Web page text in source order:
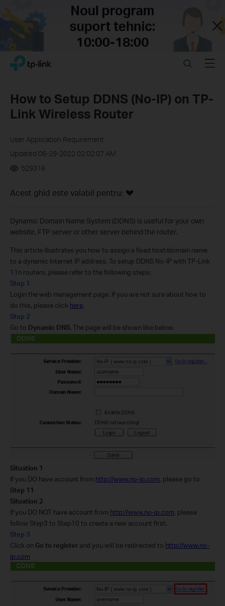
Close
Click
navigation
TP-Link, Reliably Smart SearchMenu
How to Setup DDNS (No-IP) on TP-
Link Wireless Router
User Application Requirement
Updated 06-29-2022 02:02:07 AM
529316
Acest ghid este valabil pentru:
Dynamic Domain Name System (DDNS) is useful for your own
website, FTP server or other server behind the router.
This article illustrates you how to assign a fixed host/domain name
to a dynamic Internet IP address. To setup DDNS No-IP with TP-Link
11n routers, please refer to the following steps:
Step 1
Login the web management page. If you are not sure about how to
do this, please click here.
Step 2
Go to Dynamic DNS. The page will be shown like below.
Situation 1
If you DO have account from http://www.no-ip.com, please go to
Step 11
Situation 2
If you DO NOT have account from http://www.no-ip.com, please
follow Step3 to Step10 to create a new account first.
Step 3
Click on Go to register and you will be redirected to http://www.no-
ip.com